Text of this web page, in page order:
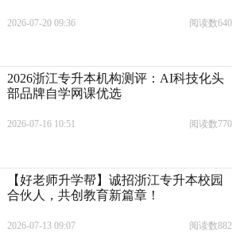
2026-07-20 09:36 阅读数640
2026浙江专升本机构测评：AI科技化头
部品牌自学网课优选
2026-07-16 10:51 阅读数770
【好老师升学帮】诚招浙江专升本校园
合伙人，共创教育新篇章！
2026-07-13 09:07 阅读数882